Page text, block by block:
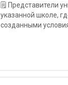
🗒 Представители
указанной школе,
созданными